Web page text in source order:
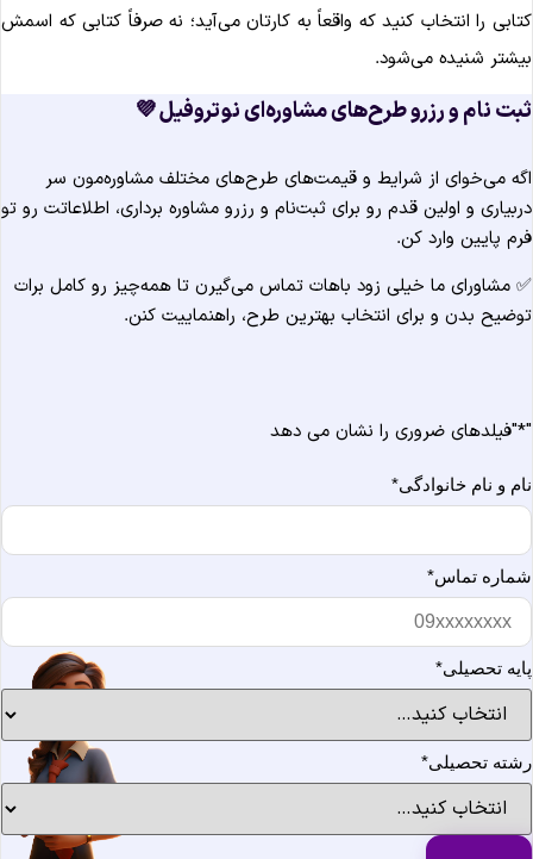
را انتخاب کنید که واقعاً به کارتان می‌آید؛ نه صرفاً کتابی که اسمش
شنیده می‌شود.
نام و رزرو طرح‌های مشاوره‌ای نوتروفیل 💜
می‌خوای از شرایط و قیمت‌های طرح‌های مختلف مشاوره‌مون سر
و اولین قدم رو برای ثبت‌نام و رزرو مشاوره برداری، اطلاعاتت رو تو
پایین وارد کن.
مشاورای ما خیلی زود باهات تماس می‌گیرن تا همه‌چیز رو کامل برات
بدن و برای انتخاب بهترین طرح، راهنماییت کنن.
*"فیلدهای ضروری را نشان می دهد
و نام خانوادگی *
تماس *
تحصیلی *
تحصیلی *